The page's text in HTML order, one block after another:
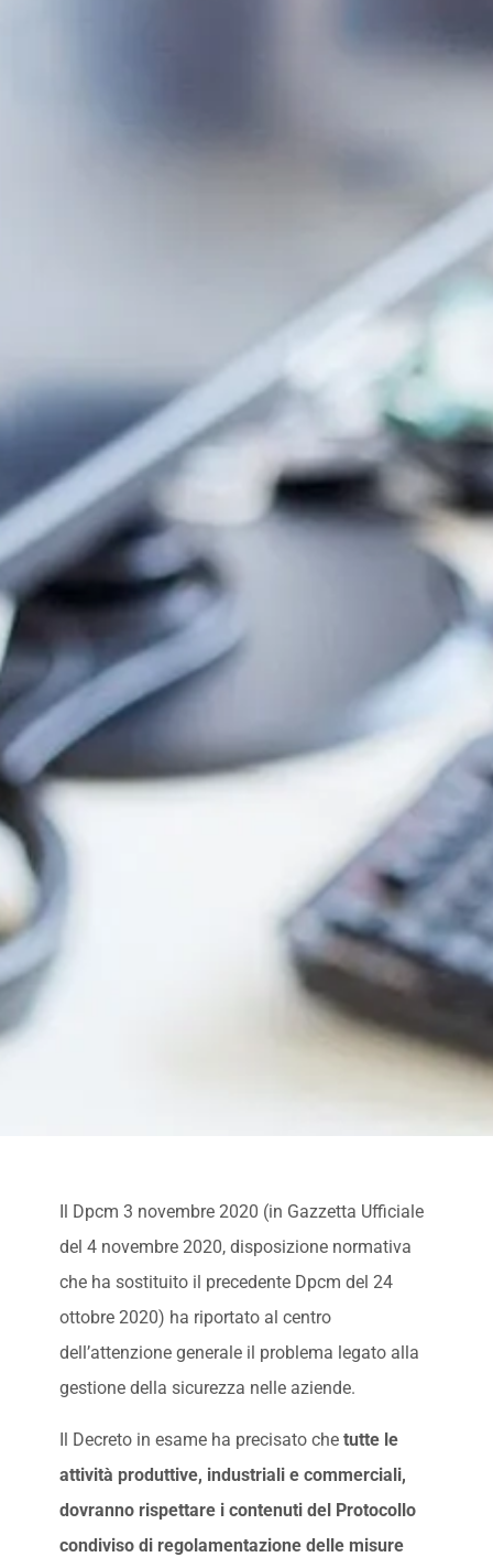
Il Dpcm 3 novembre 2020 (in Gazzetta Ufficiale
del 4 novembre 2020, disposizione normativa
che ha sostituito il precedente Dpcm del 24
ottobre 2020) ha riportato al centro
dell’attenzione generale il problema legato alla
gestione della sicurezza nelle aziende.
Il Decreto in esame ha precisato chetutte le
attività produttive, industriali e commerciali,
dovranno rispettare i contenuti del Protocollo
condiviso di regolamentazione delle misure